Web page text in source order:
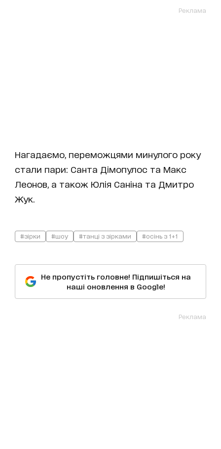
Реклама
Нагадаємо, переможцями минулого року
стали пари: Санта Дімопулос та Макс
Леонов, а також Юлія Саніна та Дмитро
Жук.
#зірки #шоу #танці з зірками #осінь з 1+1
Не пропустіть головне! Підпишіться на
наші оновлення в Google!
Реклама